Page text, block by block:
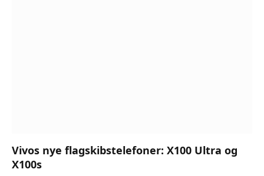
Vivos nye flagskibstelefoner: X100 Ultra og
X100s